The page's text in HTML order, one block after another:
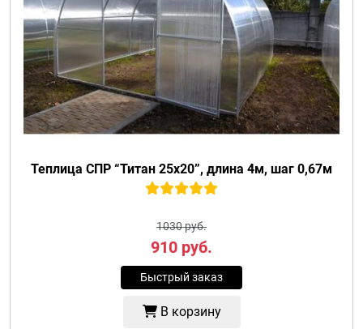
Теплица СПР “Титан 25х20”, длина 4м, шаг 0,67м
1030 руб.
910 руб.
Быстрый заказ
В корзину